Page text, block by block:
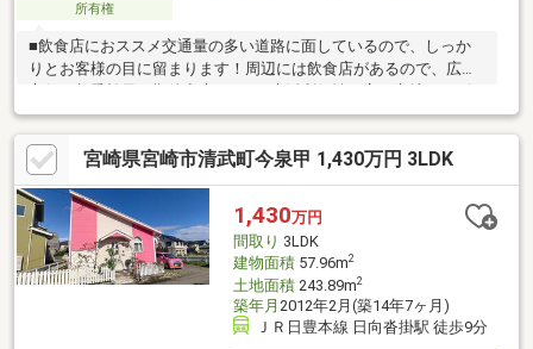
所有権
■飲食店におススメ交通量の多い道路に面しているので、しっか
りとお客様の目に留まります！周辺には飲食店があるので、広告
ニ、スーパーまで徒歩5分圏内♪清武駅まで徒歩15分！宮崎市内へ
のアクセスも楽々です！また、食料品店や医療品、飲食店や日用
品店など様々な店舗が入ったショッピングモール『ベアーズモー
ル清武』までは車でわずか5分の場所です！日常のお買い物はもち
ろん、休日の遊びまで叶えられる場所に近く住みやすさは抜群の
環境です！
宮崎県宮崎市清武町今泉甲 1,430万円 3LDK
1,430万円
間取り 3LDK
建物面積57.96m2
土地面積243.89m2
築年月 2012年2月(築14年7ヶ月)
ＪＲ日豊本線 日向沓掛駅 徒歩9分